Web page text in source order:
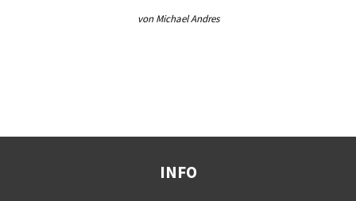
von Michael Andres
INFO